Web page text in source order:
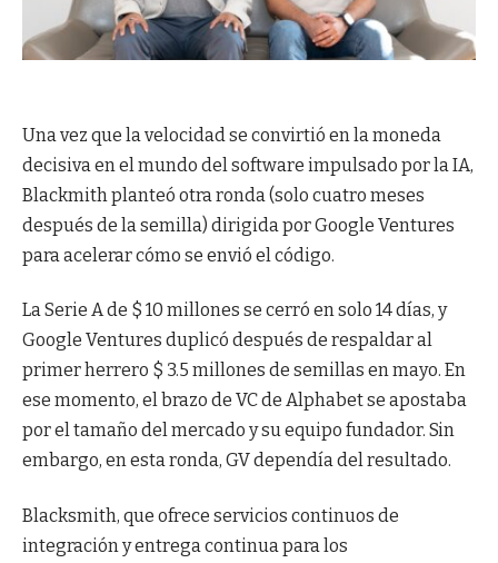
Una vez que la velocidad se convirtió en la moneda
decisiva en el mundo del software impulsado por la IA,
Blackmith planteó otra ronda (solo cuatro meses
después de la semilla) dirigida por Google Ventures
para acelerar cómo se envió el código.
La Serie A de $ 10 millones se cerró en solo 14 días, y
Google Ventures duplicó después de respaldar al
primer herrero $ 3.5 millones de semillas en mayo. En
ese momento, el brazo de VC de Alphabet se apostaba
por el tamaño del mercado y su equipo fundador. Sin
embargo, en esta ronda, GV dependía del resultado.
Blacksmith, que ofrece servicios continuos de
integración y entrega continua para los